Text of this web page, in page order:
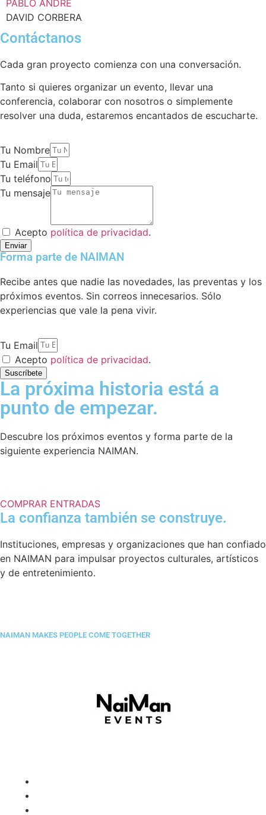
PABLO ANDRE
DAVID CORBERA
Contáctanos
Cada gran proyecto comienza con una conversación.
Tanto si quieres organizar un evento, llevar una
conferencia, colaborar con nosotros o simplemente
resolver una duda, estaremos encantados de escucharte.
Tu Nombre
Tu Email
Tu teléfono
Tu mensaje
Acepto política de privacidad.
Enviar
Forma parte de NAIMAN
Recibe antes que nadie las novedades, las preventas y los
próximos eventos. Sin correos innecesarios. Sólo
experiencias que vale la pena vivir.
Tu Email
Acepto política de privacidad.
Suscríbete
La próxima historia está a
punto de empezar.
Descubre los próximos eventos y forma parte de la
siguiente experiencia NAIMAN.
COMPRAR ENTRADAS
La confianza también se construye.
Instituciones, empresas y organizaciones que han confiado
en NAIMAN para impulsar proyectos culturales, artísticos
y de entretenimiento.
NAIMAN MAKES PEOPLE COME TOGETHER